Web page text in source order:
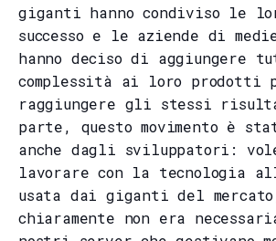
giganti hanno condiviso le
successo e le aziende di
hanno deciso di aggiungere
complessità ai loro prodotti
raggiungere gli stessi
parte, questo movimento è
anche dagli sviluppatori:
lavorare con la tecnologia
usata dai giganti del
chiaramente non era